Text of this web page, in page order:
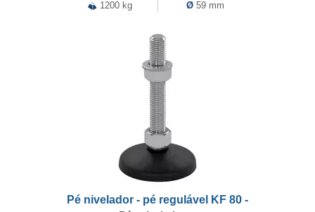
1200 kg Ø 59 mm
Pé nivelador - pé regulável KF 80 -